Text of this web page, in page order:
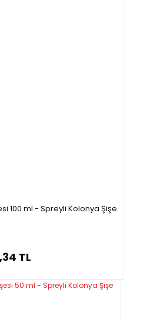
100 ml - Spreyli Kolonya Şişe
TL